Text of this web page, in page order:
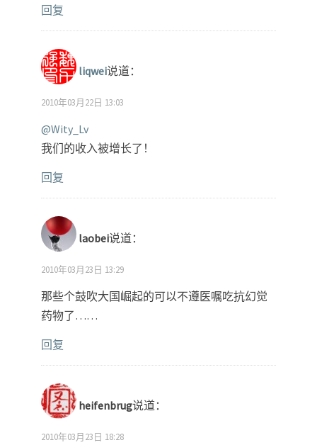
回复
liqwei说道：
2010年03月22日 13:03
@Wity_Lv
我们的收入被增长了！
回复
laobei说道：
2010年03月23日 13:29
那些个鼓吹大国崛起的可以不遵医嘱吃抗幻觉
药物了……
回复
heifenbrug说道：
2010年03月23日 18:28